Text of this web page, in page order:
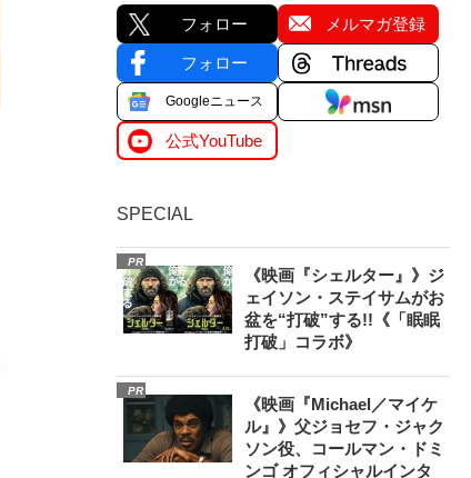
フォロー メルマガ登録
フォロー
Googleニュース
公式YouTube
SPECIAL
PR
《映画『シェルター』》ジ
ェイソン・ステイサムがお
盆を“打破”する!!《「眠眠
打破」コラボ》
PR
《映画『Michael／マイケ
ル』》父ジョセフ・ジャク
ソン役、コールマン・ドミ
ンゴ オフィシャルインタ